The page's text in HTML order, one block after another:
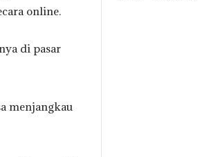
online.
di pasar
menjangkau